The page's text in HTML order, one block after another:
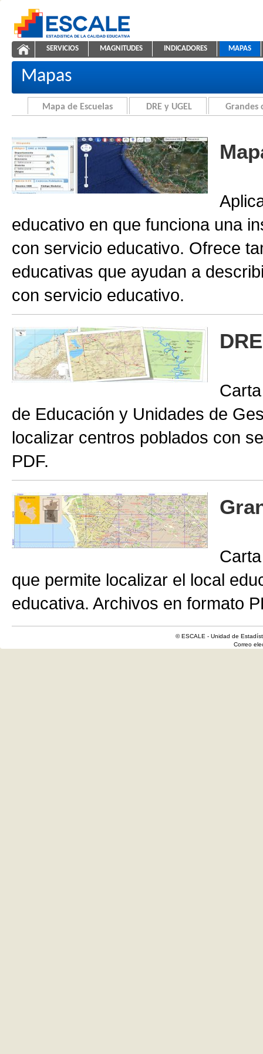
ESCALE - Unidad de Estadística Educativa
Cartografía de la Educación
NAVEGACIÓN
SERVICIOS MAGNITUDES INDICADORES MAPAS
Mapas
Mapa de Escuelas DRE y UGEL Grandes
educativo en que funciona una
con servicio educativo. Ofrece
educativas que ayudan a
con servicio educativo.
de Educación y Unidades de
localizar centros poblados con
PDF.
que permite localizar el local
educativa. Archivos en formato
© ESCALE - Unidad de
Correo